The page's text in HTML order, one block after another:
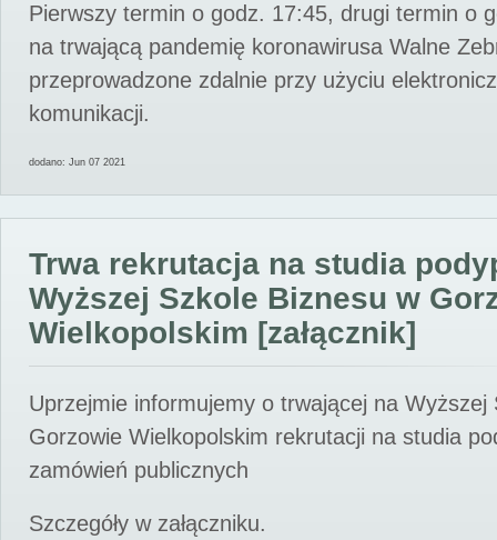
Pierwszy termin o godz. 17:45, drugi termin o
na trwającą pandemię koronawirusa Walne
przeprowadzone zdalnie przy użyciu
komunikacji.
dodano: Jun 07 2021
Trwa rekrutacja na studia
Wyższej Szkole Biznesu w
Wielkopolskim [załącznik]
Uprzejmie informujemy o trwającej na Wyższej
Gorzowie Wielkopolskim rekrutacji na studia
zamówień publicznych
Szczegóły w załączniku.